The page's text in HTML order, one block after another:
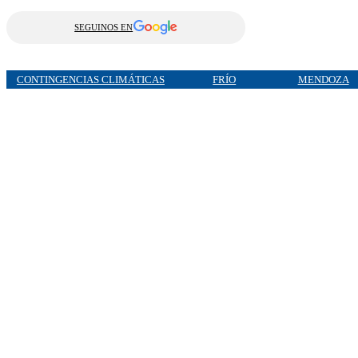
SEGUINOS EN
CONTINGENCIAS CLIMÁTICAS FRÍO MENDOZA